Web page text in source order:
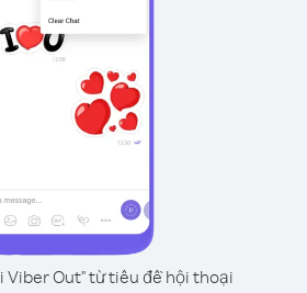
Viber Out" từ tiêu đề hội thoại